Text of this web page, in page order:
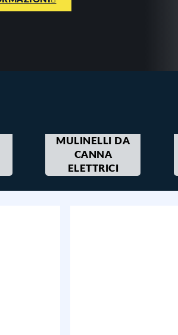
MULINELLI DA
CANNA
ELETTRICI